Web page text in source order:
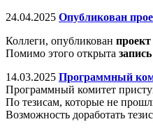
24.04.2025 Опубликован
Коллеги, опубликован
Помимо этого открыта
14.03.2025 Программный
Программный комитет
По тезисам, которые не
Возможность доработать